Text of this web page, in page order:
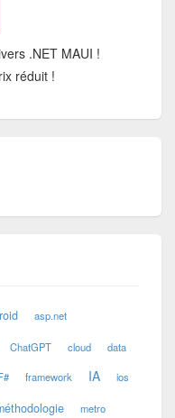
.NET MAUI !
réduit !
asp.net
ChatGPT cloud data
framework IA ios
metro